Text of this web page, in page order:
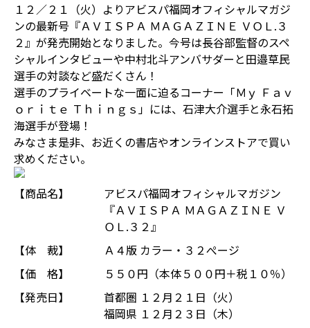
１２／２１（火）よりアビスパ福岡オフィシャルマガジ
ンの最新号『ＡＶＩＳＰＡ ＭＡＧＡＺＩＮＥ ＶＯＬ.３
２』が発売開始となりました。今号は長谷部監督のスペ
シャルインタビューや中村北斗アンバサダーと田邉草民
選手の対談など盛だくさん！
選手のプライベートな一面に迫るコーナー「Ｍｙ Ｆａｖ
ｏｒｉｔｅ Ｔｈｉｎｇｓ」には、石津大介選手と永石拓
海選手が登場！
みなさま是非、お近くの書店やオンラインストアで買い
求めください。
【商品名】
アビスパ福岡オフィシャルマガジン
『ＡＶＩＳＰＡ ＭＡＧＡＺＩＮＥ Ｖ
ＯＬ.３２』
【体 裁】
Ａ４版 カラー・３２ぺージ
【価 格】
５５０円（本体５００円＋税１０％）
【発売日】
首都圏 １２月２１日（火）
福岡県 １２月２３日（木）